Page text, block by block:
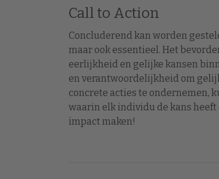
Call to Action
Concluderend kan worden
maar ook essentieel. Het
eerlijkheid en gelijke kansen
en verantwoordelijkheid om
concrete acties te ondernemen,
waarin elk individu de kans heeft
impact maken!